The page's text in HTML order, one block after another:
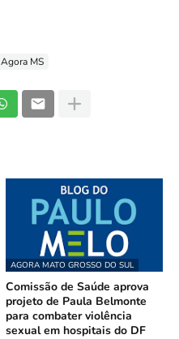
Agora MS
AGORA MATO GROSSO DO SUL
Comissão de Saúde aprova
projeto de Paula Belmonte
para combater violência
sexual em hospitais do DF